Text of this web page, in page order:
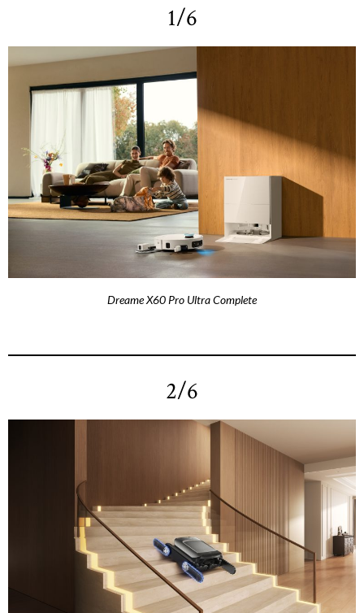
1/6
Dreame X60 Pro Ultra Complete
2/6